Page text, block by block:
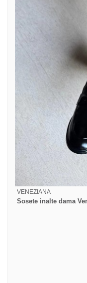
VENEZIANA
Sosete inalte dama